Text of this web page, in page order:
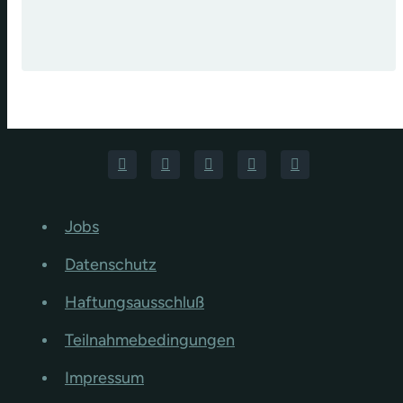
Jobs
Datenschutz
Haftungsausschluß
Teilnahmebedingungen
Impressum